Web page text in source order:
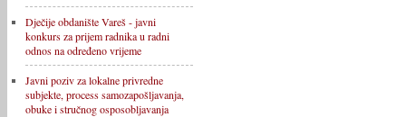
Dječije obdanište Vareš - javni
konkurs za prijem radnika u radni
odnos na određeno vrijeme
Javni poziv za lokalne privredne
subjekte, process samozapošljavanja,
obuke i stručnog osposobljavanja